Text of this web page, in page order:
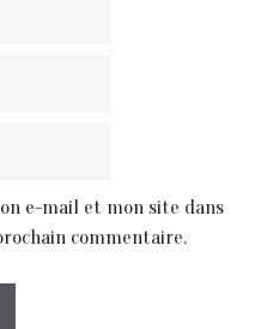
e-mail et mon site dans
commentaire.